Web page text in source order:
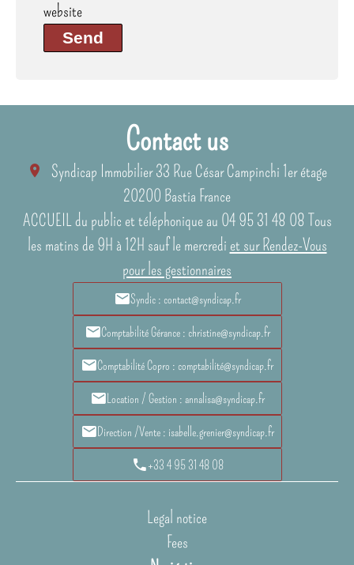
website
Send
Contact us
Syndicap Immobilier33 Rue César Campinchi 1er étage
20200 Bastia France
ACCUEIL du public et téléphonique au 04 95 31 48 08 Tous
les matins de 9H à 12H sauf le mercredi et sur Rendez-Vous
pour les gestionnaires
Syndic : contact@syndicap.fr
Comptabilité Gérance : christine@syndicap.fr
Comptabilité Copro : comptabilité@syndicap.fr
Location / Gestion : annalisa@syndicap.fr
Direction /Vente : isabelle.grenier@syndicap.fr
+33 4 95 31 48 08
Legal notice
Fees